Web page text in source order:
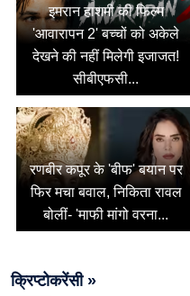
इमरान हाशमी की फिल्म
'आवारापन 2' बच्चों को अकेले
देखने की नहीं मिलेगी इजाजत!
सीबीएफसी...
रणबीर कपूर के 'बीफ' बयान पर
फिर मचा बवाल, निकिता रावल
बोलीं- 'माफी मांगो वरना...
क्रिप्टोकरेंसी »